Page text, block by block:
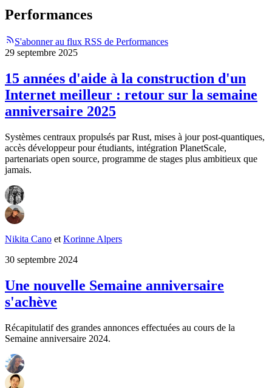
Performances
S'abonner au flux RSS de Performances
29 septembre 2025
15 années d'aide à la construction d'un
Internet meilleur : retour sur la semaine
anniversaire 2025
Systèmes centraux propulsés par Rust, mises à jour post-quantiques,
accès développeur pour étudiants, intégration PlanetScale,
partenariats open source, programme de stages plus ambitieux que
jamais.
Nikita Cano et Korinne Alpers
30 septembre 2024
Une nouvelle Semaine anniversaire
s'achève
Récapitulatif des grandes annonces effectuées au cours de la
Semaine anniversaire 2024.